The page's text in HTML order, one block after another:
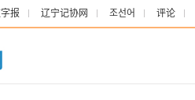
报 辽宁记协网 조선어 评论